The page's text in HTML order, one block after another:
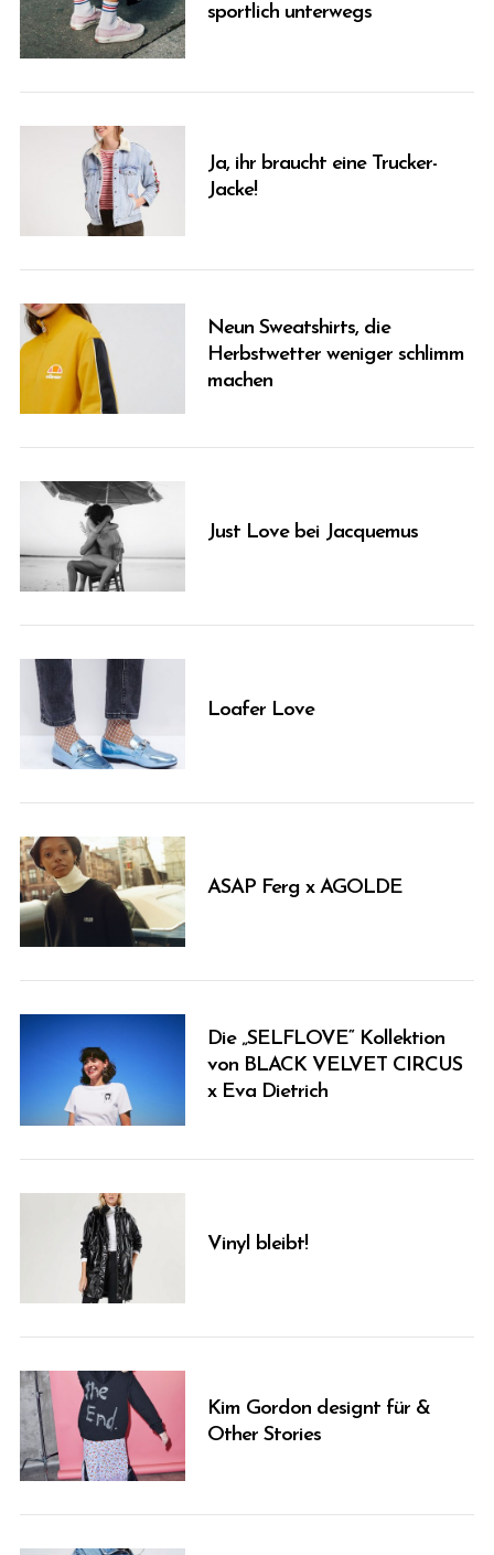
sportlich unterwegs
Ja, ihr braucht eine Trucker-
Jacke!
Neun Sweatshirts, die
Herbstwetter weniger schlimm
machen
Just Love bei Jacquemus
Loafer Love
ASAP Ferg x AGOLDE
Die „SELFLOVE“ Kollektion
von BLACK VELVET CIRCUS
x Eva Dietrich
Vinyl bleibt!
Kim Gordon designt für &
Other Stories
S
a
r